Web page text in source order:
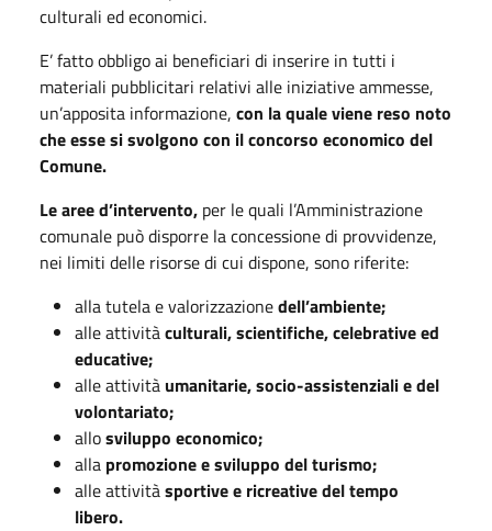
culturali ed economici.
E’ fatto obbligo ai beneficiari di inserire in tutti i
materiali pubblicitari relativi alle iniziative ammesse,
un’apposita informazione, con la quale viene reso noto
che esse si svolgono con il concorso economico del
Comune.
Le aree d’intervento, per le quali l’Amministrazione
comunale può disporre la concessione di provvidenze,
nei limiti delle risorse di cui dispone, sono riferite:
alla tutela e valorizzazionedell’ambiente;
alle attivitàculturali, scientifiche, celebrative ed
educative;
alle attività umanitarie, socio-assistenziali e del
volontariato;
allosviluppo economico;
alla promozione e sviluppo del turismo;
alle attivitàsportive e ricreative del tempo
libero.